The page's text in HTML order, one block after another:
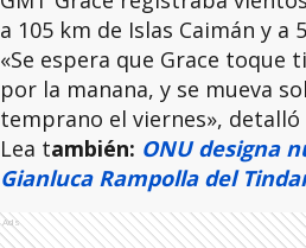
a 105 km de Islas Caimán y
«Se espera que Grace toque
por la manana, y se mueva
temprano el viernes», detalló
Lea también: ONU designa
Gianluca Rampolla del
Ads